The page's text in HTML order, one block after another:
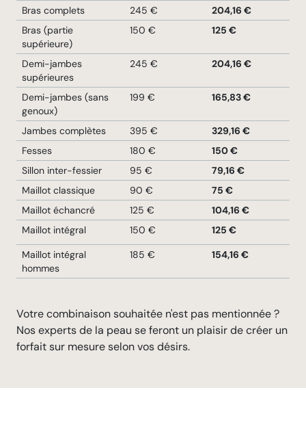
Bras complets
245 €
204,16 €
Bras (partie
supérieure)
150 € 125 €
Demi-jambes
supérieures
245 € 204,16 €
Demi-jambes (sans
genoux)
199 € 165,83 €
Jambes complètes 395 €
329,16 €
Fesses
180 €
150 €
Sillon inter-fessier
95 €
79,16 €
Maillot classique
90 €
75 €
Maillot échancré
125 €
104,16 €
Maillot intégral
150 €
125 €
Maillot intégral
hommes
185 € 154,16 €
Votre combinaison souhaitée n'est pas mentionnée ?
Nos experts de la peau se feront un plaisir de créer un
forfait sur mesure selon vos désirs.